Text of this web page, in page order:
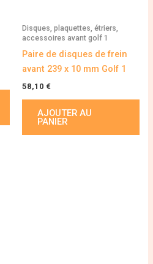
Disques, plaquettes, étriers,
accessoires avant golf 1
Paire de disques de frein
avant 239 x 10 mm Golf 1
58,10 €
AJOUTER AU
PANIER